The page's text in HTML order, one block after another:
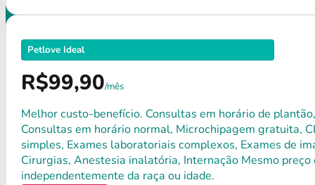
Petlove Ideal
R$99,90/mês
Melhor custo-benefício. Consultas em horário de
Consultas em horário normal, Microchipagem gratuita,
simples, Exames laboratoriais complexos, Exames de
Cirurgias, Anestesia inalatória, Internação Mesmo
independentemente da raça ou idade.